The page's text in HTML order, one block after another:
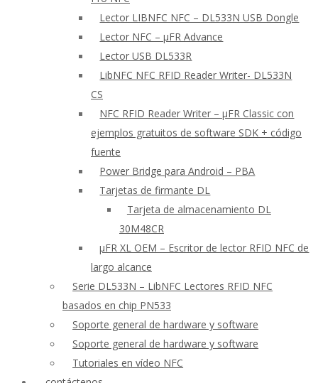
Lector LIBNFC NFC – DL533N USB Dongle
Lector NFC – μFR Advance
Lector USB DL533R
LibNFC NFC RFID Reader Writer- DL533N
CS
NFC RFID Reader Writer – μFR Classic con
ejemplos gratuitos de software SDK + código
fuente
Power Bridge para Android – PBA
Tarjetas de firmante DL
Tarjeta de almacenamiento DL
30M48CR
μFR XL OEM – Escritor de lector RFID NFC de
largo alcance
Serie DL533N – LibNFC Lectores RFID NFC
basados en chip PN533
Soporte general de hardware y software
Soporte general de hardware y software
Tutoriales en vídeo NFC